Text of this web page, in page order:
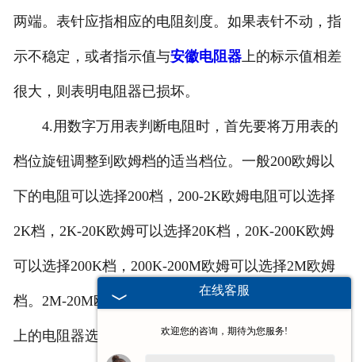
两端。表针应指相应的电阻刻度。如果表针不动，指
示不稳定，或者指示值与安徽电阻器上的标示值相差
很大，则表明电阻器已损坏。
4.用数字万用表判断电阻时，首先要将万用表的
档位旋钮调整到欧姆档的适当档位。一般200欧姆以
下的电阻可以选择200档，200-2K欧姆电阻可以选择
2K档，2K-20K欧姆可以选择20K档，20K-200K欧姆
可以选择200K档，200K-200M欧姆可以选择2M欧姆
档。2M-20M欧姆的电阻器选择20M档，20M欧姆以
上的电阻器选择200M档。
在线客服
欢迎您的咨询，期待为您服务!